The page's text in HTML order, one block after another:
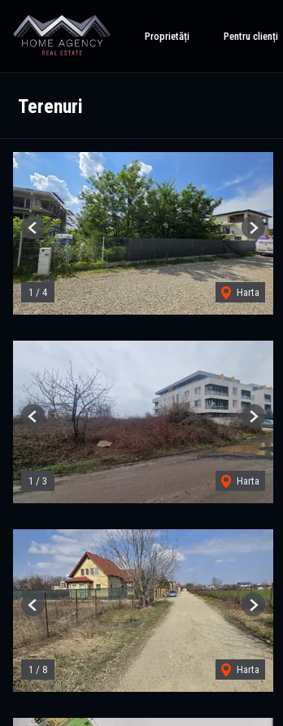
Proprietăți Pentru clienți
Terenuri
1 / 4 Harta
Previous Next
1 / 3 Harta
Previous Next
1 / 8 Harta
Previous Next